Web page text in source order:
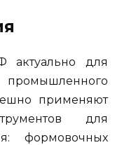
актуально для
промышленного
применяют
для
формовочных